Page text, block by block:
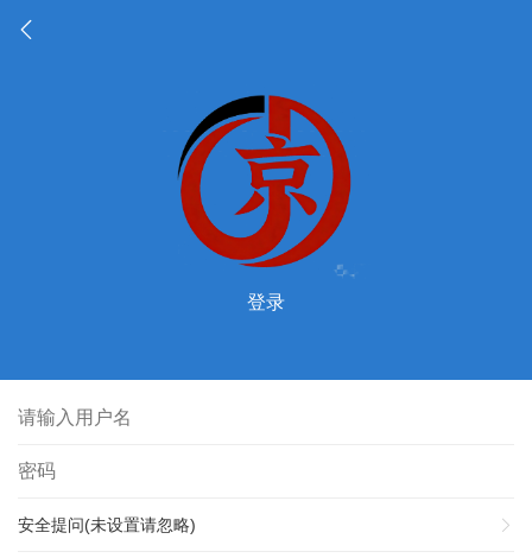
登录
安全提问(未设置请忽略)